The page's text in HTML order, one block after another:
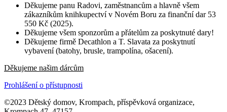
Děkujeme panu Radovi, zaměstnancům a hlavně všem
zákazníkům knihkupectví v Novém Boru za finanční dar 53
550 Kč (2025).
Děkujeme všem sponzorům a přátelům za poskytnuté dary!
Děkujeme firmě Decathlon a T. Slavata za poskytnutí
vybavení (batohy, brusle, trampolína, ošacení).
Děkujeme našim dárcům
Prohlášení o přístupnosti
©2023 Dětský domov, Krompach, příspěvková organizace,